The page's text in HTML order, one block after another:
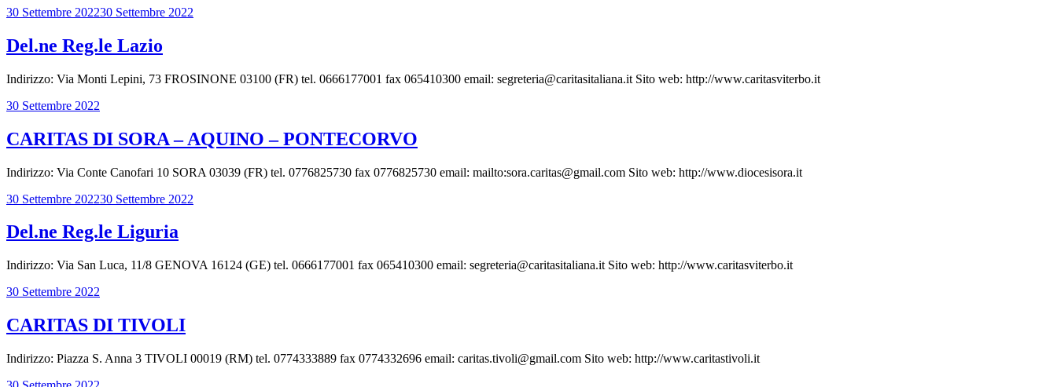
30 Settembre 202230 Settembre 2022
Del.ne Reg.le Lazio
Indirizzo: Via Monti Lepini, 73 FROSINONE 03100 (FR) tel. 0666177001 fax 065410300 email: segreteria@caritasitaliana.it Sito web: http://www.caritasviterbo.it
30 Settembre 2022
CARITAS DI SORA – AQUINO – PONTECORVO
Indirizzo: Via Conte Canofari 10 SORA 03039 (FR) tel. 0776825730 fax 0776825730 email: mailto:sora.caritas@gmail.com Sito web: http://www.diocesisora.it
30 Settembre 202230 Settembre 2022
Del.ne Reg.le Liguria
Indirizzo: Via San Luca, 11/8 GENOVA 16124 (GE) tel. 0666177001 fax 065410300 email: segreteria@caritasitaliana.it Sito web: http://www.caritasviterbo.it
30 Settembre 2022
CARITAS DI TIVOLI
Indirizzo: Piazza S. Anna 3 TIVOLI 00019 (RM) tel. 0774333889 fax 0774332696 email: caritas.tivoli@gmail.com Sito web: http://www.caritastivoli.it